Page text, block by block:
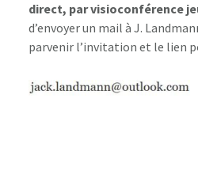
direct, par visioconférence
d’envoyer un mail à J.
parvenir l’invitation et le lien